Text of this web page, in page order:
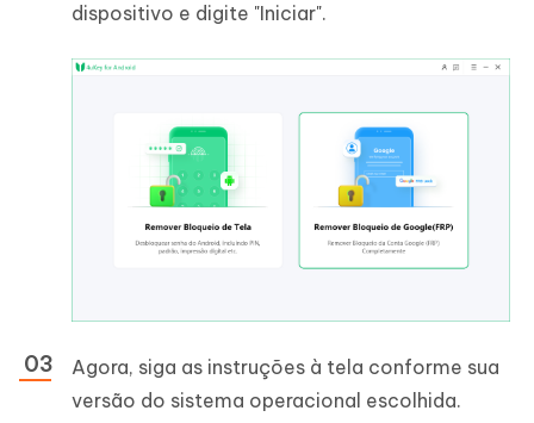
dispositivo e digite "Iniciar".
Agora, siga as instruções à tela conforme sua
versão do sistema operacional escolhida.